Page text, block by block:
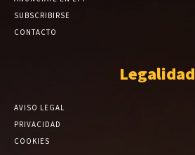
SUBSCRIBIRSE
CONTACTO
Legalidad
AVISO LEGAL
PRIVACIDAD
COOKIES